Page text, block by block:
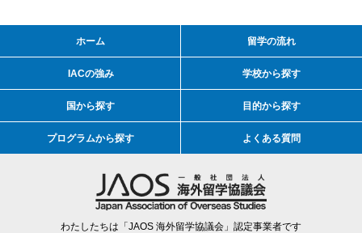
ホーム 留学の流れ
IACの強み 学校から探す
国から探す 目的から探す
プログラムから探す よくある質問
わたしたちは「JAOS 海外留学協議会」認定事業者です